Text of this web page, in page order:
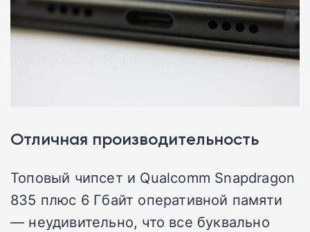
Отличная производительность
Топовый чипсет и Qualcomm Snapdragon
835 плюс 6 Гбайт оперативной памяти
— неудивительно, что все буквально